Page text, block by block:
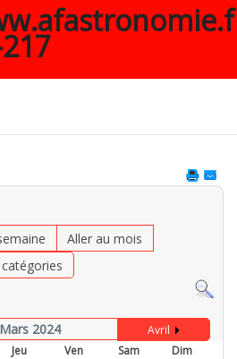
Aller au mois
Mars 2024
Avril
Jeu Ven Sam
Dim